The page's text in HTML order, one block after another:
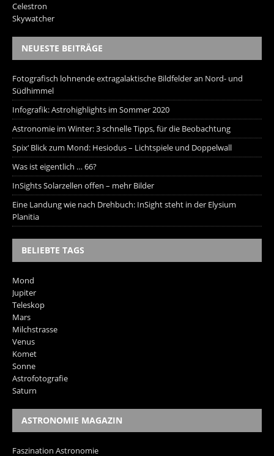
Celestron
Skywatcher
NEUESTE BEITRÄGE
Fotografisch lohnende extragalaktische Bildfelder an Nord- und
Südhimmel
Infografik: Astrohighlights im Sommer 2020
Astronomie im Winter: 3 schnelle Tipps, für die Beobachtung
Spix‘ Blick zum Mond: Hesiodus – Lichtspiele und Doppelwall
Was ist eigentlich … 66?
InSights Solarzellen offen – mehr Bilder
Eine Landung wie nach Drehbuch: InSight steht in der Elysium
Planitia
BELIEBTE TAGS
Mond
Jupiter
Teleskop
Mars
Milchstrasse
Venus
Komet
Sonne
Astrofotografie
Saturn
ASTRONOMIE MAGAZIN
Faszination Astronomie